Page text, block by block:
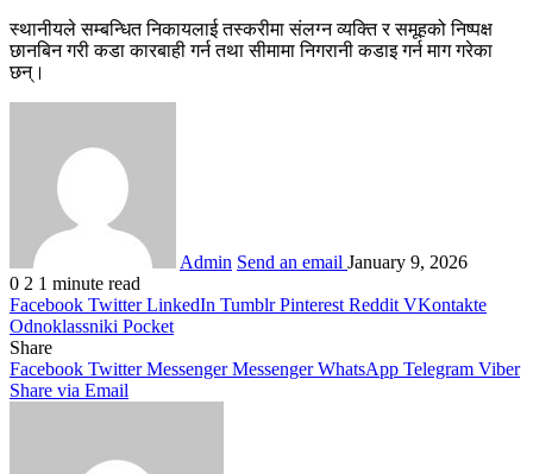
स्थानीयले सम्बन्धित निकायलाई तस्करीमा संलग्न व्यक्ति र समूहको निष्पक्ष
छानबिन गरी कडा कारबाही गर्न तथा सीमामा निगरानी कडाइ गर्न माग गरेका
छन्।
Admin Send an email January 9, 2026
0 2 1 minute read
Facebook Twitter LinkedIn Tumblr Pinterest Reddit VKontakte
Odnoklassniki Pocket
Share
Facebook Twitter Messenger Messenger WhatsApp Telegram Viber
Share via Email